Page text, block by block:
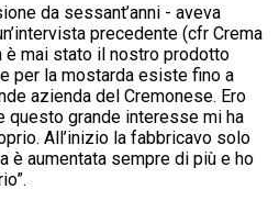
da sessant’anni - aveva
precedente (cfr Crema
è mai stato il nostro prodotto
per la mostarda esiste fino a
azienda del Cremonese. Ero
questo grande interesse mi ha
All’inizio la fabbricavo solo
è aumentata sempre di più e ho